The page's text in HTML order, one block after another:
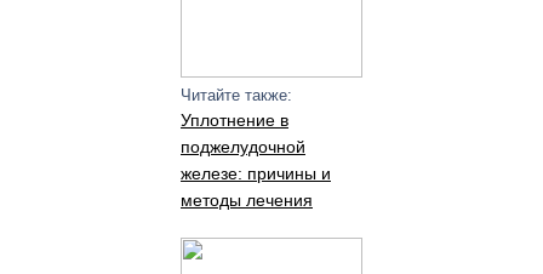
Читайте также:
Уплотнение в
поджелудочной
железе: причины и
методы лечения